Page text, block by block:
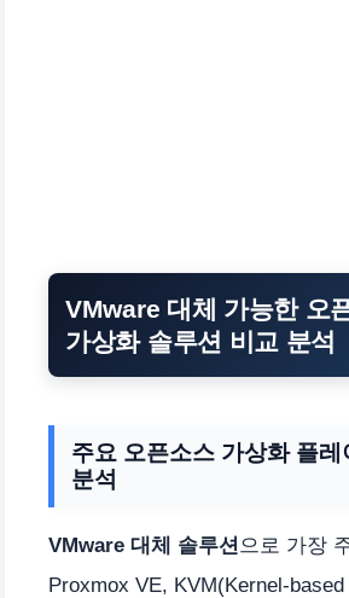
VMware 대체 가능한 오
가상화 솔루션 비교 분석
주요 오픈소스 가상화 플레
분석
VMware 대체 솔루션으로 가장
Proxmox VE, KVM(Kernel-based